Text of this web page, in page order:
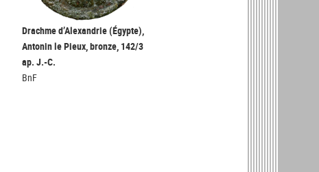
Drachme d’Alexandrie (Égypte),
Antonin le Pieux, bronze, 142/3
ap. J.-C.
BnF